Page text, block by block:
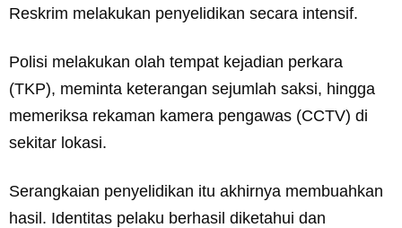
Reskrim melakukan penyelidikan secara intensif.
Polisi melakukan olah tempat kejadian perkara
(TKP), meminta keterangan sejumlah saksi, hingga
memeriksa rekaman kamera pengawas (CCTV) di
sekitar lokasi.
Serangkaian penyelidikan itu akhirnya membuahkan
hasil. Identitas pelaku berhasil diketahui dan